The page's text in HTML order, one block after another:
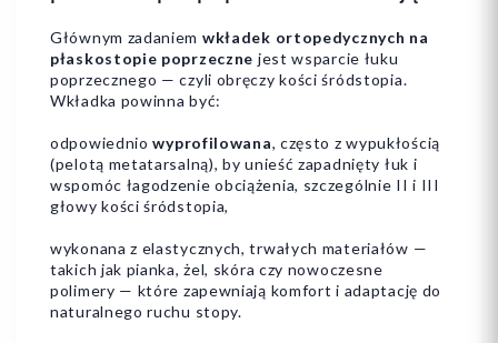
Głównym zadaniem wkładek ortopedycznych na
płaskostopie poprzeczne jest wsparcie łuku
poprzecznego — czyli obręczy kości śródstopia.
Wkładka powinna być:
odpowiedniowyprofilowana, często z wypukłością
(pelotą metatarsalną), by unieść zapadnięty łuk i
wspomóc łagodzenie obciążenia, szczególnie II i III
głowy kości śródstopia,
wykonana z elastycznych, trwałych materiałów —
takich jak pianka, żel, skóra czy nowoczesne
polimery — które zapewniają komfort i adaptację do
naturalnego ruchu stopy.